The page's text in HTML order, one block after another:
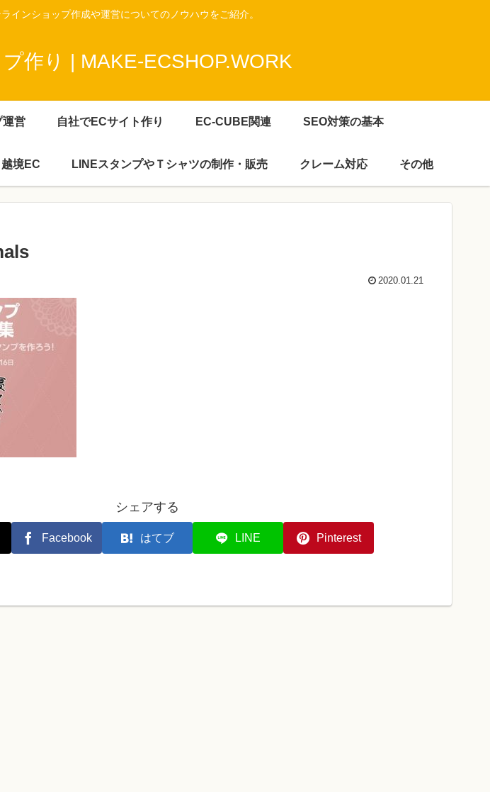
インショップ作成や運営についてのノウハウをご紹介。
作り | MAKE-ECSHOP.WORK
運営 自社でECサイト作り EC-CUBE関連 SEO対策の基本
越境EC LINEスタンプやＴシャツの制作・販売 クレーム対応 その他
2020.01.21
シェアする
Facebook はてブ LINE Pinterest